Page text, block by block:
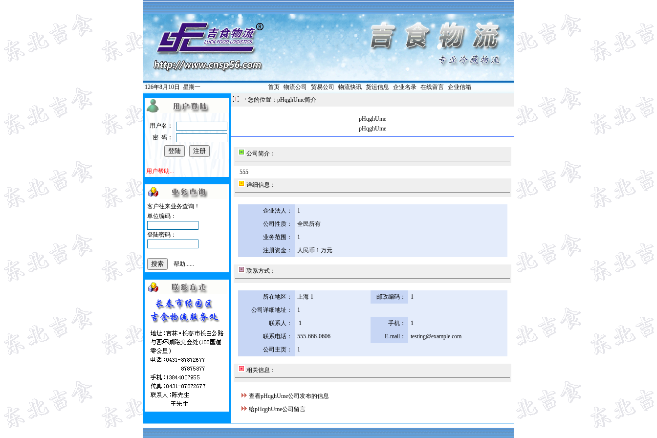
126年8月10日 星期一 首页| 物流公司 贸易公司 物流快讯| 货运信息 企业名录| 在线留言| 企业信箱
用户名：
密 码：
用户帮助...
客户往来业务查询！
单位编码：
登陆密码：
帮助......
您的位置：pHqghUme简介
pHqghUme
pHqghUme
公司简介：
555
详细信息：
企业法人：
1
公司性质：
全民所有
业务范围：
1
注册资金：
人民币 1 万元
联系方式：
所在地区： 上海 1 邮政编码：
1
公司详细地址：
1
联系人：
1 手机：
1
联系电话：
555-666-0606 E-mail：
testing@example.com
公司主页：
1
相关信息：
查看pHqghUme公司发布的信息
给pHqghUme公司留言